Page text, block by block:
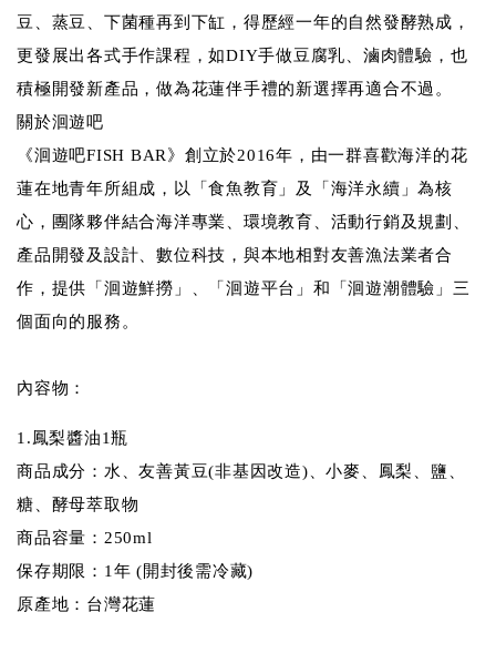
豆、蒸豆、下菌種再到下缸，得歷經一年的自然發酵熟成，
更發展出各式手作課程，如DIY手做豆腐乳、滷肉體驗，也
積極開發新產品，做為花蓮伴手禮的新選擇再適合不過。
關於洄遊吧
《洄遊吧FISH BAR》創立於2016年，由一群喜歡海洋的花
蓮在地青年所組成，以「食魚教育」及「海洋永續」為核
心，團隊夥伴結合海洋專業、環境教育、活動行銷及規劃、
產品開發及設計、數位科技，與本地相對友善漁法業者合
作，提供「洄遊鮮撈」、「洄遊平台」和「洄遊潮體驗」三
個面向的服務。
內容物：
1.鳳梨醬油1瓶
商品成分：水、友善黃豆(非基因改造)、小麥、鳳梨、鹽、
糖、酵母萃取物
商品容量：250ml
保存期限：1年 (開封後需冷藏)
原產地：台灣花蓮